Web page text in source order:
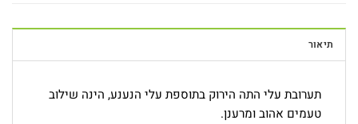
תיאור
תערובת עלי התה הירוק בתוספת עלי הנענע, הינה שילוב
טעמים אהוב ומרענן.